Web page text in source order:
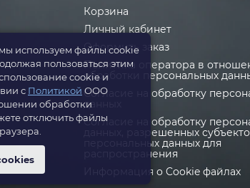
Корзина
Личный кабинет
Оформить заказ
Политика оператора в
обработки персональных
Согласие на обработку
данных
Cогласие на обработку
данных, разрешенных
персональных данных для
распространения
Информация о Cookie файлах
используем файлы cookie
пользоваться этим
cookie и
с Политикой ООО
обработки
отключить файлы